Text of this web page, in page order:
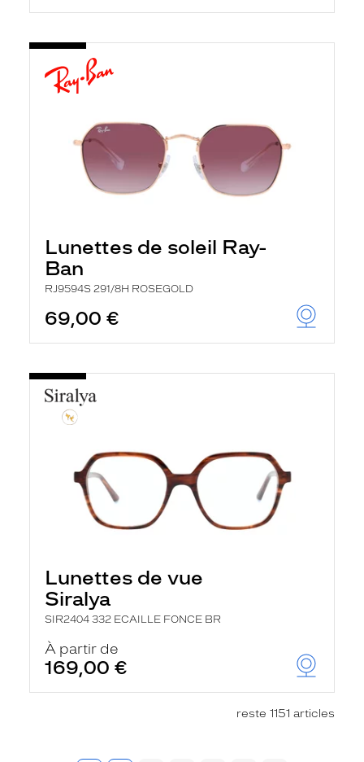
Lunettes de soleil Ray-
Ban
RJ9594S 291/8H ROSEGOLD
69,00 €
Lunettes de vue
Siralya
SIR2404 332 ECAILLE FONCE BR
À partir de
169,00 €
reste 1151 articles